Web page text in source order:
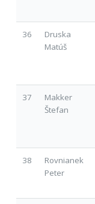
36
Druska
Matúš
37
Makker
Štefan
38
Rovnianek
Peter